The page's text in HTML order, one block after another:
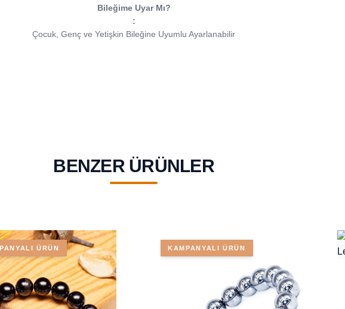
Bileğime Uyar Mı?
:
Çocuk, Genç ve Yetişkin Bileğine Uyumlu Ayarlanabilir
BENZER ÜRÜNLER
ÜRÜN KAMPANYALI ÜRÜN